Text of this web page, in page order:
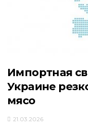
Импортная
Украине
мясо
21.03.2026